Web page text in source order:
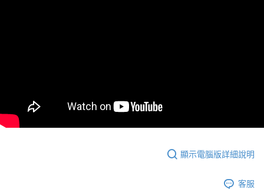
付款後7-11取貨
每筆NT$60
顯示電腦版詳細說明
客服